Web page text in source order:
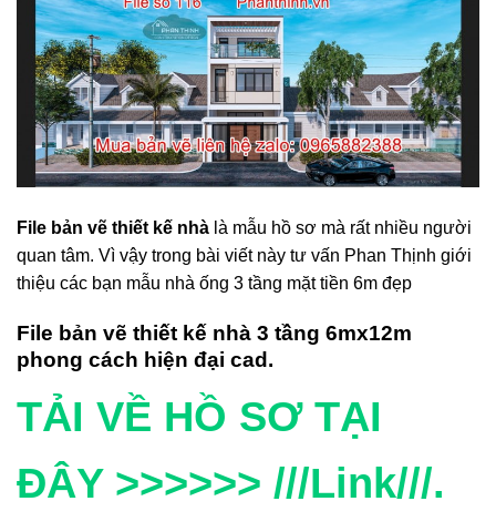
File bản vẽ thiết kế nhà là mẫu hồ sơ mà rất nhiều người
quan tâm. Vì vậy trong bài viết này tư vấn Phan Thịnh giới
thiệu các bạn mẫu nhà ống 3 tầng mặt tiền 6m đẹp
File bản vẽ thiết kế nhà 3 tầng 6mx12m
phong cách hiện đại cad.
TẢI VỀ HỒ SƠ TẠI
ĐÂY >>>>>> ///Link///.